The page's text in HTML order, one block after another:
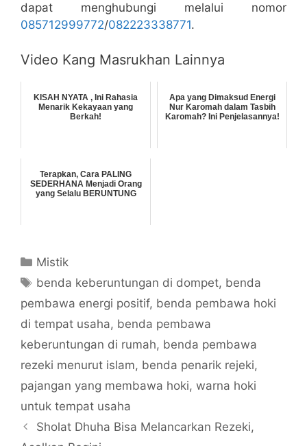
dapat menghubungi melalui nomor
085712999772/082223338771.
Video Kang Masrukhan Lainnya
KISAH NYATA , Ini Rahasia
Menarik Kekayaan yang
Berkah!
Apa yang Dimaksud Energi
Nur Karomah dalam Tasbih
Karomah? Ini Penjelasannya!
Terapkan, Cara PALING
SEDERHANA Menjadi Orang
yang Selalu BERUNTUNG
Categories
Mistik
Tags
benda keberuntungan di dompet, benda
pembawa energi positif, benda pembawa hoki
di tempat usaha, benda pembawa
keberuntungan di rumah, benda pembawa
rezeki menurut islam, benda penarik rejeki,
pajangan yang membawa hoki, warna hoki
untuk tempat usaha
Sholat Dhuha Bisa Melancarkan Rezeki,